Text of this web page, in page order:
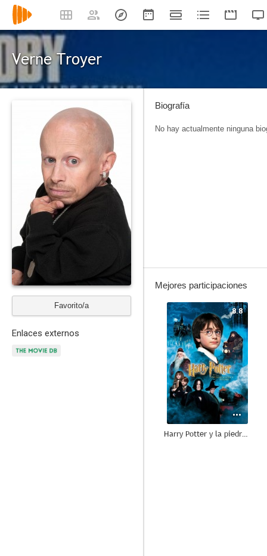
Verne Troyer
Favorito/a
Enlaces externos
Biografía
No hay actualmente ninguna
Mejores participaciones
8.8
Harry Potter y la piedra filosofal